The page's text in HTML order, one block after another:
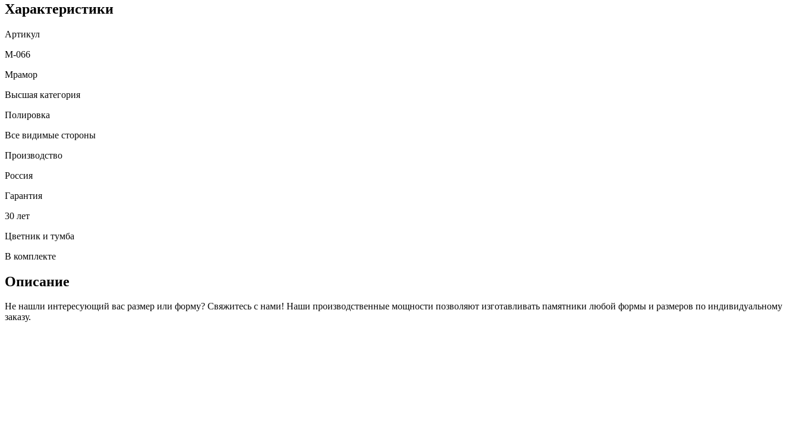
Характеристики
Артикул
M-066
Мрамор
Высшая категория
Полировка
Все видимые стороны
Производство
Россия
Гарантия
30 лет
Цветник и тумба
В комплекте
Описание
Не нашли интересующий вас размер или форму? Свяжитесь с нами! Наши производственные мощности позволяют изготавливать памятники любой формы и размеров по индивидуальному
заказу.